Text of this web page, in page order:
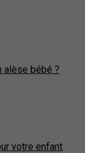
alèse bébé ?
votre enfant